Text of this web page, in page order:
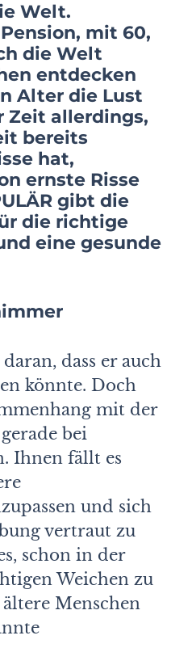
Welt.
mit 60,
die Welt
entdecken
Alter die Lust
Zeit allerdings,
bereits
hat,
ernste Risse
gibt die
die richtige
eine gesunde
dass er auch
könnte. Doch
mit der
bei
Ihnen fällt es
und sich
vertraut zu
schon in der
Weichen zu
Menschen